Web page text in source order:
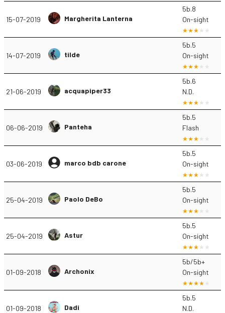
15-07-2019 Margherita Lanterna
5b.8
On-sight
14-07-2019 tilde
5b.5
On-sight
21-06-2019 acquapiper33
5b.6
N.D.
06-06-2019 Panteha
5b.5
Flash
03-06-2019 marco bdb carone
5b.5
On-sight
25-04-2019 Paolo DeBo
5b.5
On-sight
25-04-2019 Astur
5b.5
On-sight
01-09-2018 Archonix
5b/5b+
On-sight
01-09-2018 Dadi
5b.5
N.D.